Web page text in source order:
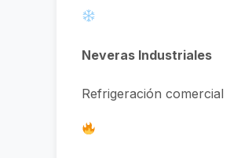
Neveras Industriales
Refrigeración comercial